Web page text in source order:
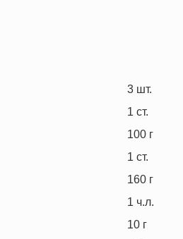
3 шт.
1 ст.
100 г
1 ст.
160 г
1 ч.л.
10 г